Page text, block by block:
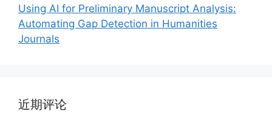
Using AI for Preliminary Manuscript Analysis:
Automating Gap Detection in Humanities
Journals
近期评论